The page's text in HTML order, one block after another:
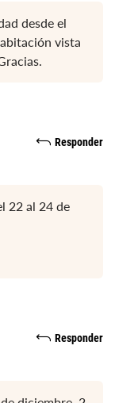
desde el
vista
Responder
22 al 24 de
Responder